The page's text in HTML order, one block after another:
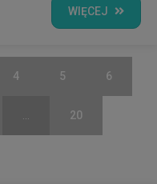
WIĘCEJ
4 5 6
20